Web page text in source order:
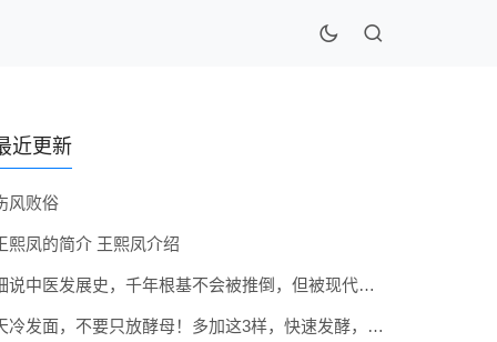
近更新
风败俗
熙凤的简介 王熙凤介绍
细说中医发展史，千年根基不会被推倒，但被现代医疗模式堵住出路
天冷发面，不要只放酵母！多加这3样，快速发酵，蓬松香软弹性十足